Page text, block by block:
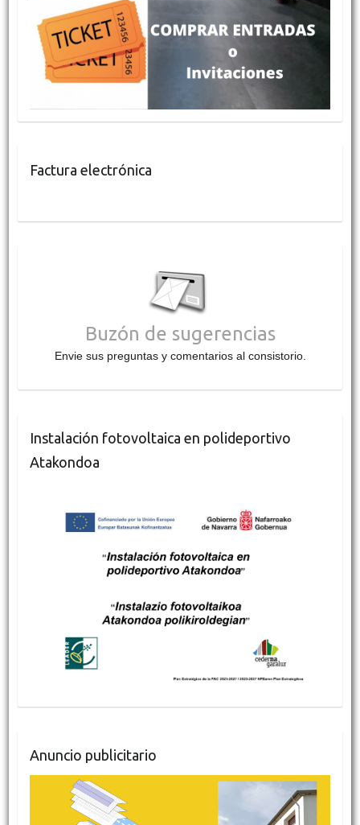
Factura electrónica
Buzón de sugerencias
Envie sus preguntas y comentarios al consistorio.
Instalación fotovoltaica en polideportivo
Atakondoa
Anuncio publicitario